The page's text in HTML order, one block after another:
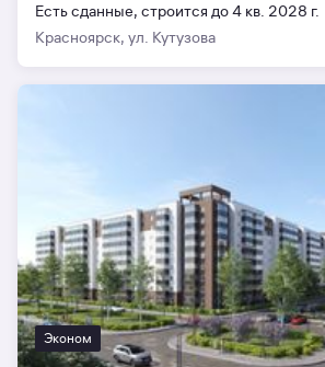
Есть сданные, строится до 4 кв. 2028 г.
Красноярск, ул. Кутузова
Эконом